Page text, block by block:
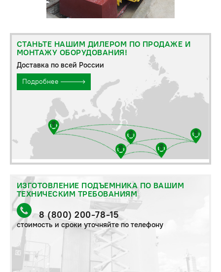
СТАНЬТЕ НАШИМ ДИЛЕРОМ ПО ПРОДАЖЕ И
МОНТАЖУ ОБОРУДОВАНИЯ!
Доставка по всей России
Подробнее
ИЗГОТОВЛЕНИЕ ПОДЪЕМНИКА ПО ВАШИМ
ТЕХНИЧЕСКИМ ТРЕБОВАНИЯМ
8 (800) 200-78-15
стоимость и сроки уточняйте по телефону